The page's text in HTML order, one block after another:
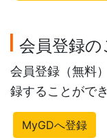
会員登録の
会員登録（無料
録することができ
MyGDへ登録